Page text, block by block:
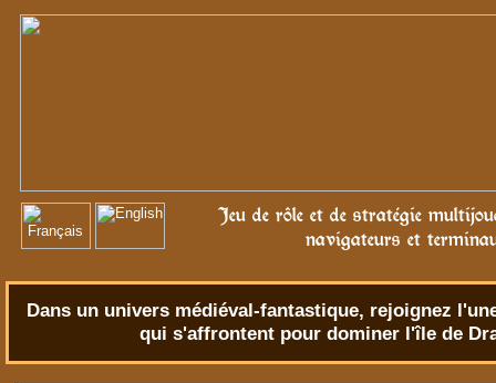
Jeu de rôle et de stratégie
navigateurs et
Dans un univers médiéval-fantastique, rejoignez
qui s'affrontent pour dominer l'île de